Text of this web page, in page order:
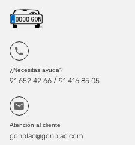
¿Necesitas ayuda?
91 652 42 66 / 91 416 85 05
Atención al cliente
gonplac@gonplac.com